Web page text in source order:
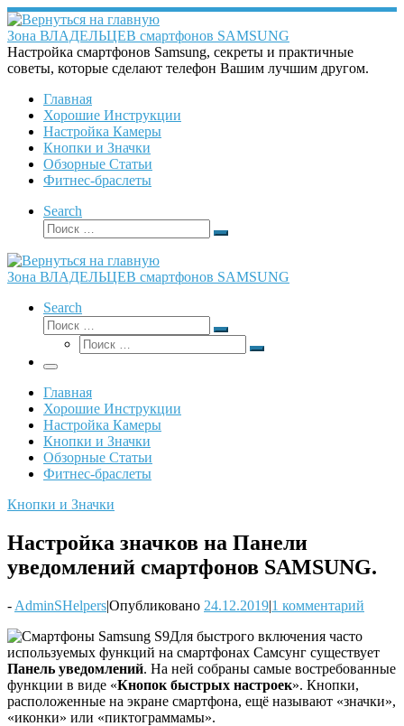
Перейти
к
содержимому
Зона ВЛАДЕЛЬЦЕВ смартфонов SAMSUNG
Настройка смартфонов Samsung, секреты и практичные
советы, которые сделают телефон Вашим лучшим другом.
Главная
Хорошие Инструкции
Настройка Камеры
Кнопки и Значки
Обзорные Статьи
Фитнес-браслеты
Search
Поиск
Поиск
Зона ВЛАДЕЛЬЦЕВ смартфонов SAMSUNG
Search
Поиск
Поиск
Поиск
Поиск
Меню
Главная
Хорошие Инструкции
Настройка Камеры
Кнопки и Значки
Обзорные Статьи
Фитнес-браслеты
Кнопки и Значки
Настройка значков на Панели
уведомлений смартфонов SAMSUNG.
- AdminSHelpers|Опубликовано 24.12.2019|1 комментарий
Для быстрого включения часто
используемых функций на смартфонах Самсунг существует
Панель уведомлений. На ней собраны самые востребованные
функции в виде «Кнопок быстрых настроек». Кнопки,
расположенные на экране смартфона, ещё называют «значки»,
«иконки» или «пиктограммамы».